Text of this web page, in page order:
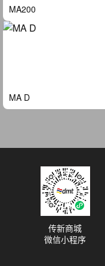
MA200
MA D
传新商城
微信小程序